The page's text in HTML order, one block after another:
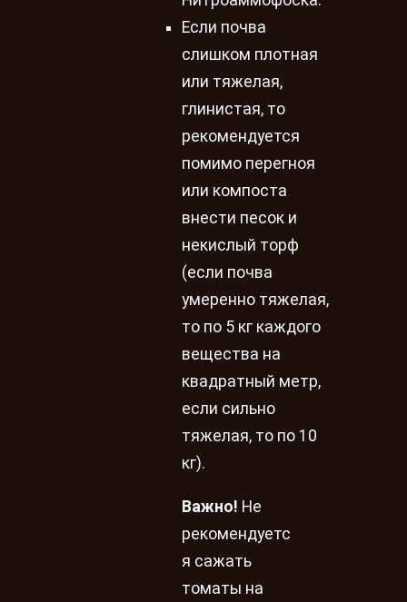
Если почва
слишком плотная
или тяжелая,
глинистая, то
рекомендуется
помимо перегноя
или компоста
внести песок и
некислый торф
(если почва
умеренно тяжелая,
то по 5 кг каждого
вещества на
квадратный метр,
если сильно
тяжелая, то по 10
кг).
Важно! Не
рекомендуетс
я сажать
томаты на